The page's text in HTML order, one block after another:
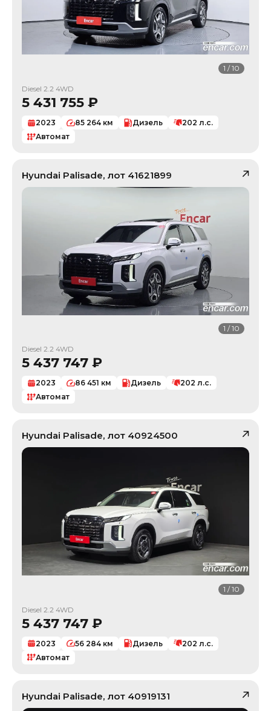
1 /10
Diesel 2.2 4WD
5 431 755 ₽
2023 85 264 км Дизель 202 л.с.
Автомат
Hyundai Palisade, лот 41621899
1 /10
Diesel 2.2 4WD
5 437 747 ₽
2023 86 451 км Дизель 202 л.с.
Автомат
Hyundai Palisade, лот 40924500
1 /10
Diesel 2.2 4WD
5 437 747 ₽
2023 56 284 км Дизель 202 л.с.
Автомат
Hyundai Palisade, лот 40919131